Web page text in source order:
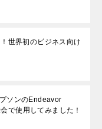
世界初のビジネス向け
ソンのEndeavor
で使用してみました！